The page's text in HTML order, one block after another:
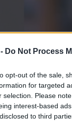
Do Not Process
opt-out of the sale,
for targeted
selection. Please
interest-based
to third